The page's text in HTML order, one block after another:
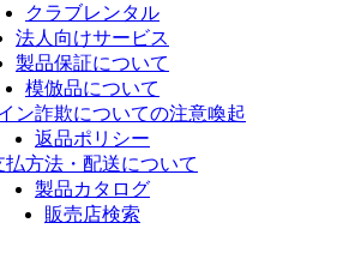
クラブレンタル
法人向けサービス
製品保証について
模倣品について
ン詐欺についての注意喚起
返品ポリシー
払方法・配送について
製品カタログ
販売店検索